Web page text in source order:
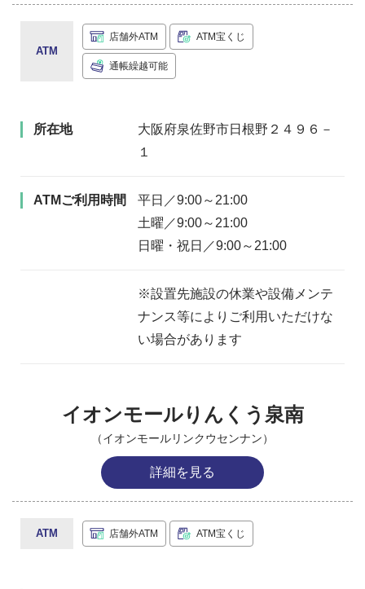
ATM
店舗外ATM ATM宝くじ
通帳繰越可能
所在地
大阪府泉佐野市日根野２４９６－
１
ATMご利用時間
平日／9:00～21:00
土曜／9:00～21:00
日曜・祝日／9:00～21:00
※設置先施設の休業や設備メンテ
ナンス等によりご利用いただけな
い場合があります
イオンモールりんくう泉南
（イオンモールリンクウセンナン）
詳細を見る
ATM 店舗外ATM ATM宝くじ